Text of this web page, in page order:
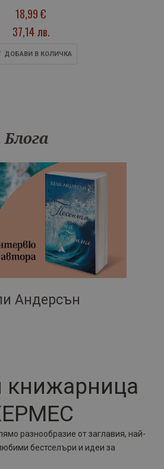
18,99 €
37,14 лв.
ДОБАВИ В КОЛИЧКА
Андерсън
книжарница
разнообразие от заглавия, най-
бестселъри и идеи за